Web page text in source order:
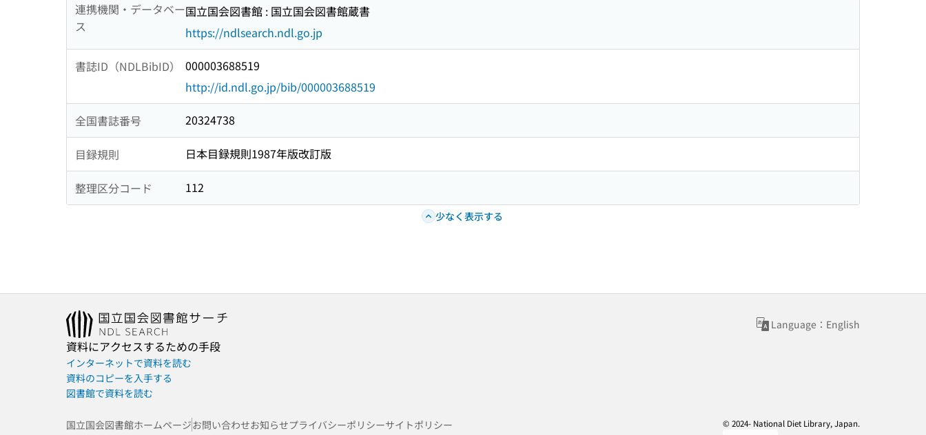
連携機関・データベー
ス
国立国会図書館 : 国立国会図書館蔵書
https://ndlsearch.ndl.go.jp
書誌ID（NDLBibID）
000003688519
http://id.ndl.go.jp/bib/000003688519
全国書誌番号 20324738
目録規則 日本目録規則1987年版改訂版
整理区分コード 112
少なく表示する
Language：English
資料にアクセスするための手段
インターネットで資料を読む
資料のコピーを入手する
図書館で資料を読む
国立国会図書館ホームページお問い合わせお知らせプライバシーポリシーサイトポリシー
© 2024- National Diet Library, Japan.